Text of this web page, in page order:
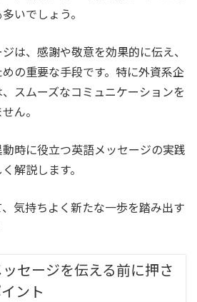
いでしょう。
は、感謝や敬意を効果的に伝え、
の重要な手段です。 特に外資系企
スムーズなコミュニケーションを
ん。
時に役立つ英語メッセージの実践
解説します。
気持ちよく新たな一歩を踏み出す
セージを伝える前に押さ
ント